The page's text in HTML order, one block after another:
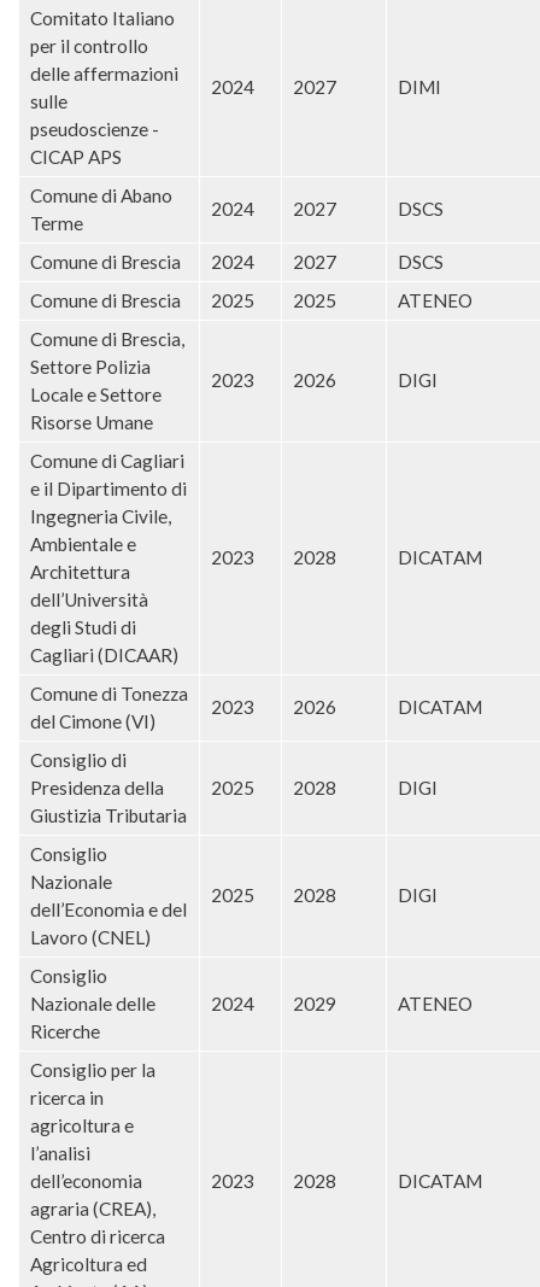
Comitato Italiano
per il controllo
delle affermazioni
sulle
pseudoscienze -
CICAP APS
2024 2027 DIMI
Comune di Abano
Terme
2024 2027 DSCS
Comune di Brescia 2024 2027
DSCS
Comune di Brescia
2025 2025
ATENEO
Comune di Brescia,
Settore Polizia
Locale e Settore
Risorse Umane
2023 2026 DIGI
Comune di Cagliari
e il Dipartimento di
Ingegneria Civile,
Ambientale e
Architettura
dell’Università
degli Studi di
Cagliari (DICAAR)
2023 2028 DICATAM
Comune di Tonezza
del Cimone (VI)
2023 2026 DICATAM
Consiglio di
Presidenza della
Giustizia Tributaria
2025 2028 DIGI
Consiglio
Nazionale
dell’Economia e del
Lavoro (CNEL)
2025 2028 DIGI
Consiglio
Nazionale delle
Ricerche
2024 2029 ATENEO
Consiglio per la
ricerca in
agricoltura e
l’analisi
dell’economia
agraria (CREA),
Centro di ricerca
Agricoltura ed
2023 2028 DICATAM